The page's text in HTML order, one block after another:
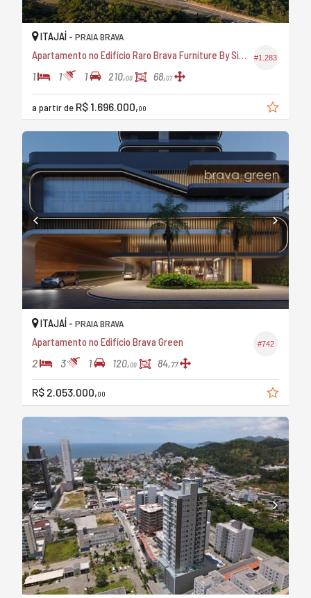
#1.283
ITAJAÍ - PRAIA BRAVA
Apartamento no Edifício Raro Brava Furniture By Sierra
1 1 1 210,00 68,07
a partir de R$ 1.696.000,00
#742
ITAJAÍ - PRAIA BRAVA
Apartamento no Edifício Brava Green
2 3 1 120,00 84,77
R$ 2.053.000,00